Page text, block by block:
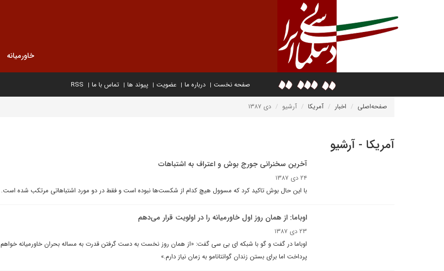
خاورمیانه
صفحه نخست درباره ما عضویت پیوند ها تماس با ما RSS
صفحه‌اصلی اخبار آمریکا آرشیو دی ۱۳۸۷
آمریکا - آرشیو
آخرين سخنرانى جورج بوش و اعتراف به اشتباهات
۲۴ دی ۱۳۸۷
با اين حال بوش تاکيد کرد که مسوول هيچ کدام از شکست‌ها نبوده است و فقط در دو مورد اشتباهاتی مرتکب شده است.
اوباما: از همان روز اول خاورميانه را در اولويت قرار مى‌دهم
۲۳ دی ۱۳۸۷
اوباما در گفت و گو با شبکه اى بى سى گفت: «از همان روز نخست به دست گرفتن قدرت به مساله بحران خاورميانه خواهم
پرداخت اما براى بستن زندان گوانتانامو به زمان نياز دارم.»